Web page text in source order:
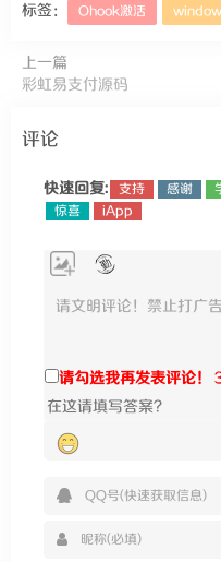
标签： Ohook激活
上一篇
彩虹易支付源码
评论
快速回复: 支持 感谢
惊喜
iApp
请勾选我再发表评论！